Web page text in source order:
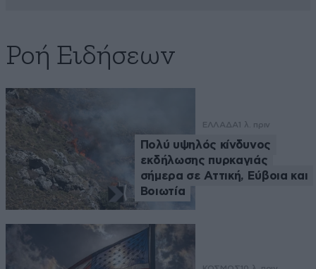
Ροή Ειδήσεων
ΕΛΛΑΔΑ 1 λ. πριν
Πολύ υψηλός κίνδυνος
εκδήλωσης πυρκαγιάς
σήμερα σε Αττική, Εύβοια και
Βοιωτία